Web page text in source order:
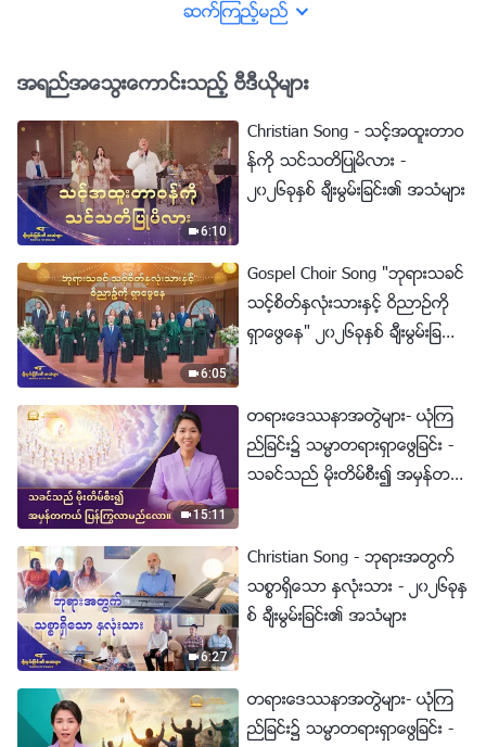
ဆက္ၾကည့္မည္
အရည္အေသြးေကာင္းသည့္ ဗီဒီယိုမ်ား
6:10
Christian Song - သင့္အထူးတာဝ
န္ကို သင္သတိျပဳမိလား -
၂၀၂၆ခုႏွစ္ ခ်ီးမြမ္းျခင္း၏ အသံမ်ား
6:05
Gospel Choir Song "ဘုရားသခင္
သင့္စိတ္ႏွလုံးသားႏွင့္ ဝိညာဥ္ကို
ရွာေဖြေန" ၂၀၂၆ခုႏွစ္ ခ်ီးမြမ္းျခ
15:11
တရားေဒႆနာအတြဲမ်ား- ယုံၾက
ည္ျခင္း၌ သမၼာတရားရွာေဖြျခင္း -
သခင္သည္ မိုးတိမ္စီး၍ အမွန္တက
6:27
Christian Song - ဘုရားအတြက္
သစၥာရွိေသာ ႏွလုံးသား - ၂၀၂၆ခုႏွ
စ္ ခ်ီးမြမ္းျခင္း၏ အသံမ်ား
တရားေဒႆနာအတြဲမ်ား- ယုံၾက
ည္ျခင္း၌ သမၼာတရားရွာေဖြျခင္း -